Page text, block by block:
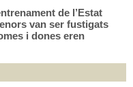
de l’Estat
van ser fustigats
i dones eren